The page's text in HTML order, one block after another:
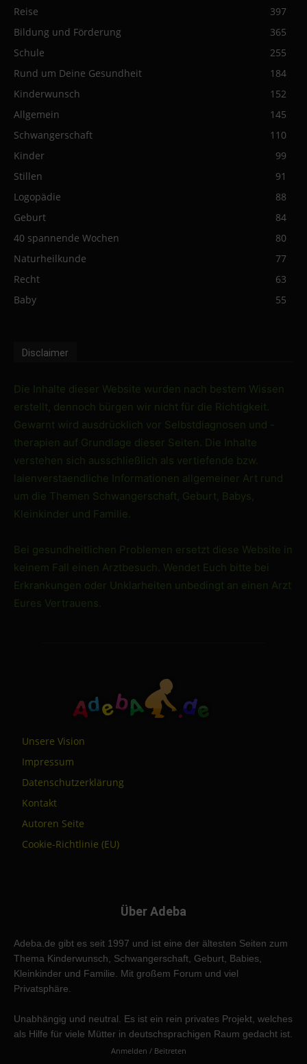
Reise
397
Bildung und Förderung
365
Schule
255
Rund um Deine Gesundheit
184
Kinderwunsch
152
Allgemein
145
Schwangerschaft
110
Kinder
99
Stillen
91
Logopädie
88
Geburt
84
40 spannende Wochen
80
Naturheilkunde
77
Recht
63
Baby
55
Disclaimer
Die Inhalte dieser Website wurden nach bestem Wissen
erstellt, dennoch bürgen wir nicht für die Richtigkeit.
Gewarnt wird ausdrücklich vor Selbstdiagnosen und -
therapien auf Grundlage dieser Seiten. Die Inhalte
verstehen sich ausschließlich als vertiefende bzw.
laienverstaendliche Informationen allgemeiner Art rund
um die Themen Schwangerschaft, Geburt, Babys,
Kleinkinder und Familie.
Bei gesundheitlichen Problemen ersetzt diese Website in
keinem Fall einen Arztbesuch. Wendet Euch bitte bei
Erkrankungen oder Unklarheiten unbedingt an einen Arzt
Eures Vertrauens.
Unsere Vision
Impressum
Datenschutzerklärung
Kontakt
Autoren Seite
Cookie-Richtlinie (EU)
Über Adeba
Adeba.de gibt es seit 1997 und ist eine der ältesten Seiten zum
Thema Kinderwunsch, Schwangerschaft, Geburt, Babies,
Kleinkinder und Familie. Mit großem Forum und viel
Privatsphäre.
Unabhängig und neutral. Es ist ein rein privates Projekt, welches
als Hilfe für viele Mütter in deutschsprachigen Raum gedacht ist.
Anmelden / Beitreten